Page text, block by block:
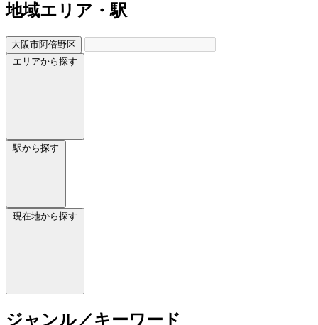
地域エリア・駅
大阪市阿倍野区
エリアから探す
駅から探す
現在地から探す
ジャンル／キーワード